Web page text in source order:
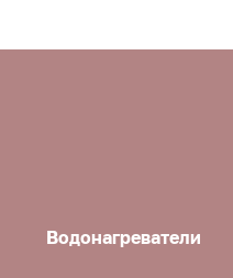
Водонагреватели